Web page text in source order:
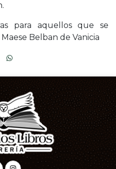
para aquellos que se
Belban de Vanicia